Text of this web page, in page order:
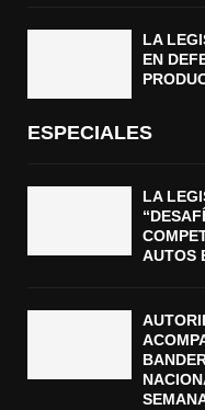
LA
EN
ESPECIALES
LA
AUTOS